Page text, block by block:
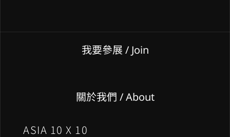
我要參展 / Join
關於我們 / About
ASIA 10 X 10